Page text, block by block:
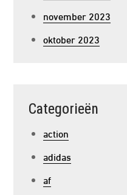
november 2023
oktober 2023
Categorieën
action
adidas
af